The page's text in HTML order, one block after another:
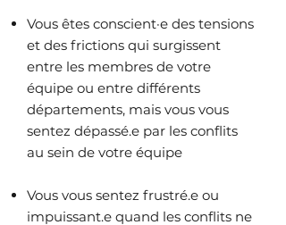
Vous êtes conscient·e des tensions
et des frictions qui surgissent
entre les membres de votre
équipe ou entre différents
départements, mais vous vous
sentez dépassé.e par les conflits
au sein de votre équipe
Vous vous sentez frustré.e ou
impuissant.e quand les conflits ne